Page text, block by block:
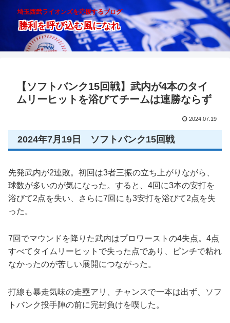
埼玉西武ライオンズを応援するブログ
勝利を呼び込む風になれ
【ソフトバンク15回戦】武内が4本のタイ
ムリーヒットを浴びてチームは連勝ならず
2024.07.19
2024年7月19日 ソフトバンク15回戦
先発武内が2連敗。初回は3者三振の立ち上がりながら、
球数が多いのが気になった。すると、4回に3本の安打を
浴びて2点を失い、さらに7回にも3安打を浴びて2点を失
った。
7回でマウンドを降りた武内はプロワーストの4失点。4点
すべてタイムリーヒットで失った点であり、ピンチで粘れ
なかったのが苦しい展開につながった。
打線も暴走気味の走塁アリ、チャンスで一本は出ず、ソフ
トバンク投手陣の前に完封負けを喫した。